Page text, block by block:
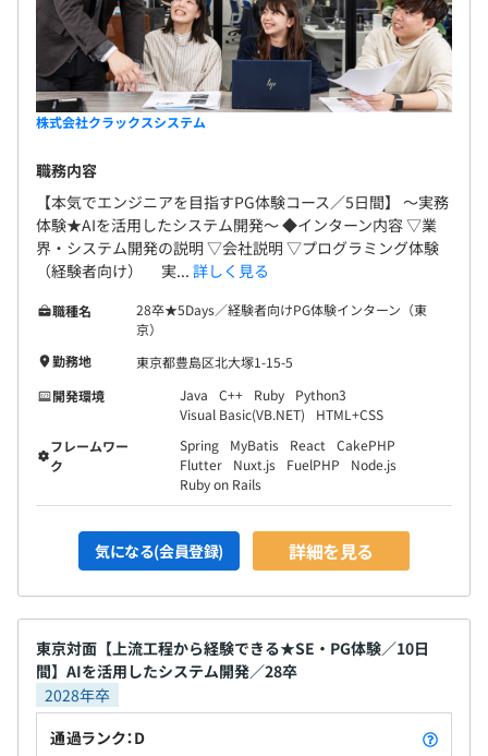
株式会社クラックスシステム
職務内容
【本気でエンジニアを目指すPG体験コース／5日間】 〜実務
体験★AIを活用したシステム開発〜 ◆インターン内容 ▽業
界・システム開発の説明 ▽会社説明 ▽プログラミング体験
（経験者向け） 実... 詳しく見る
職種名
28卒★5Days／経験者向けPG体験インターン（東
京）
勤務地
東京都豊島区北大塚1-15-5
開発環境
Java C++ Ruby
Python3
Visual Basic(VB.NET)
HTML+CSS
フレームワー
ク
Spring MyBatis React
CakePHP
Flutter
Nuxt.js FuelPHP
Node.js
Ruby on Rails
気になる(会員登録) 詳細を見る
東京対面【上流工程から経験できる★SE・PG体験／10日
間】AIを活用したシステム開発／28卒
2028年卒
通過ランク：D